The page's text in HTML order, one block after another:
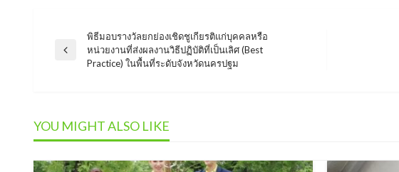
แนะแนว
Previous
พิธีมอบรางวัลยกย่องเชิดชูเกียรติแก่บุคคลหรือ
หน่วยงานที่ส่งผลงานวิธีปฏิบัติที่เป็นเลิศ (Best
Practice) ในพื้นที่ระดับจังหวัดนครปฐม
YOU MIGHT ALSO LIKE